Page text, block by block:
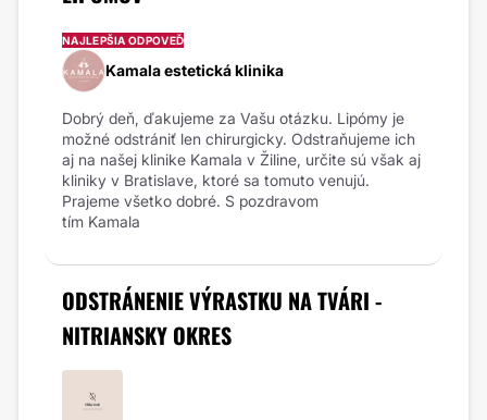
NAJLEPŠIA ODPOVEĎ
Kamala estetická klinika
Dobrý deň, ďakujeme za Vašu otázku. Lipómy je
možné odstrániť len chirurgicky. Odstraňujeme ich
aj na našej klinike Kamala v Žiline, určite sú však aj
kliniky v Bratislave, ktoré sa tomuto venujú.
Prajeme všetko dobré. S pozdravom
tím Kamala
ODSTRÁNENIE VÝRASTKU NA TVÁRI -
NITRIANSKY OKRES